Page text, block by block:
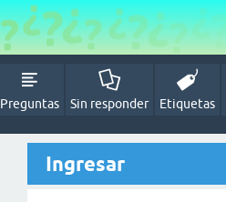
Preguntas Sin responder Etiquetas
Ingresar